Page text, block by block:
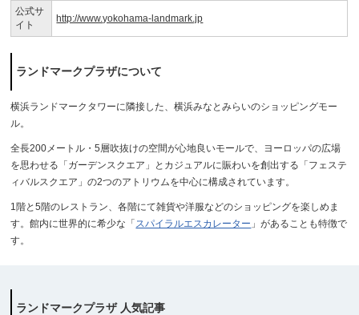
公式サ
イト
http://www.yokohama-landmark.jp
ランドマークプラザについて
横浜ランドマークタワーに隣接した、横浜みなとみらいのショッピングモー
ル。
全長200メートル・5層吹抜けの空間が心地良いモールで、ヨーロッパの広場
を思わせる「ガーデンスクエア」とカジュアルに賑わいを創出する「フェステ
ィバルスクエア」の2つのアトリウムを中心に構成されています。
1階と5階のレストラン、各階にて雑貨や洋服などのショッピングを楽しめま
す。館内に世界的に希少な「 スパイラルエスカレーター 」があることも特徴で
す。
ランドマークプラザ 人気記事